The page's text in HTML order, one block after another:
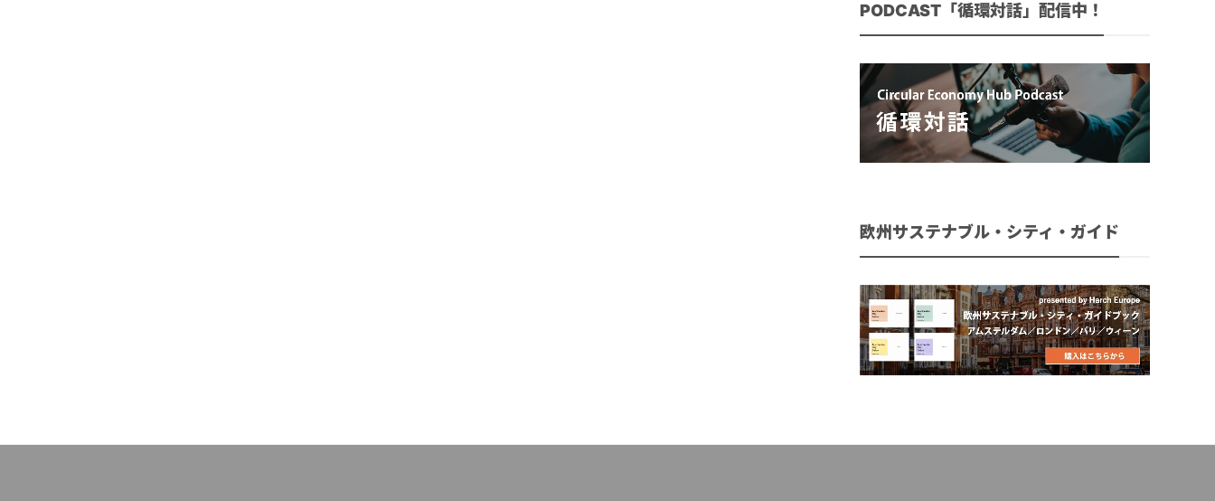
PODCAST「循環対話」配信中！
欧州サステナブル・シティ・ガイド